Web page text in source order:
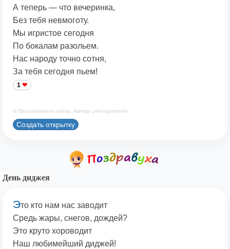
А теперь — что вечеринка,
Без тебя невмоготу.
Мы игристое сегодня
По бокалам разольем.
Нас народу точно сотня,
За тебя сегодня пьем!
1
© Принадлежит сайту. Автор: pressgurmanio
Создать открытку
День диджея
Это кто нам нас заводит
Средь жары, снегов, дождей?
Это круто хороводит
Наш любимейший диджей!